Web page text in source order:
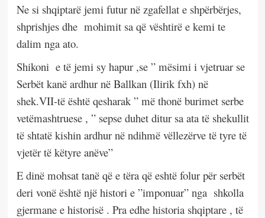
Ne si shqiptarë jemi futur në zgafellat e shpërbërjes,
shprishjes dhe mohimit sa që vështirë e kemi te
dalim nga ato.
Shikoni e të jemi sy hapur ,se ” mësimi i vjetruar se
Serbët kanë ardhur në Ballkan (Ilirik fxh) në
shek.VII-të është qesharak ” më thonë burimet serbe
vetëmashtruese , ” sepse duhet ditur sa ata të shekullit
të shtatë kishin ardhur në ndihmë vëllezërve të tyre të
vjetër të këtyre anëve”
E dinë mohsat tanë që e tëra që eshtë folur për serbët
deri vonë është një histori e ”imponuar” nga shkolla
gjermane e historisë . Pra edhe historia shqiptare , të